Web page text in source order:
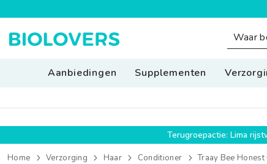
Aanbiedingen
Supplementen
Terugroepactie: Lima
Home Verzorging Haar Conditioner Traay Bee